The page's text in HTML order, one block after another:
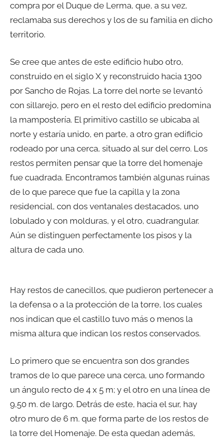
compra por el Duque de Lerma, que, a su vez,
reclamaba sus derechos y los de su familia en dicho
territorio.
Se cree que antes de este edificio hubo otro,
construido en el siglo X y reconstruido hacia 1300
por Sancho de Rojas. La torre del norte se levantó
con sillarejo, pero en el resto del edificio predomina
la mampostería. El primitivo castillo se ubicaba al
norte y estaría unido, en parte, a otro gran edificio
rodeado por una cerca, situado al sur del cerro. Los
restos permiten pensar que la torre del homenaje
fue cuadrada. Encontramos también algunas ruinas
de lo que parece que fue la capilla y la zona
residencial, con dos ventanales destacados, uno
lobulado y con molduras, y el otro, cuadrangular.
Aún se distinguen perfectamente los pisos y la
altura de cada uno.
Hay restos de canecillos, que pudieron pertenecer a
la defensa o a la protección de la torre, los cuales
nos indican que el castillo tuvo más o menos la
misma altura que indican los restos conservados.
Lo primero que se encuentra son dos grandes
tramos de lo que parece una cerca, uno formando
un ángulo recto de 4 x 5 m; y el otro en una línea de
9,50 m. de largo. Detrás de este, hacia el sur, hay
otro muro de 6 m. que forma parte de los restos de
la torre del Homenaje. De esta quedan además,